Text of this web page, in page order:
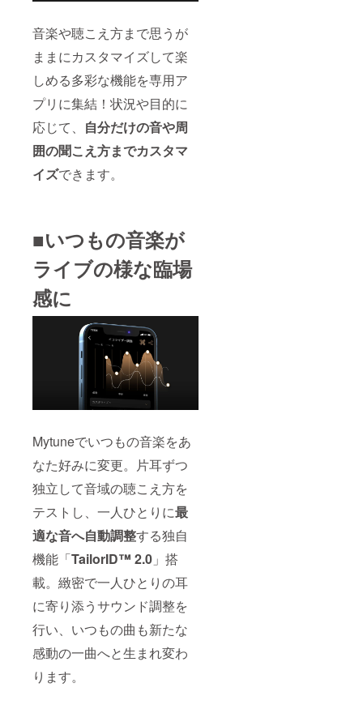
音楽や聴こえ方まで思うが
ままにカスタマイズして楽
しめる多彩な機能を専用ア
プリに集結！状況や目的に
応じて、 自分だけの音や周
囲の聞こえ方までカスタマ
イズできます。
■いつもの音楽が
ライブの様な臨場
感に
Mytuneでいつもの音楽をあ
なた好みに変更。片耳ずつ
独立して音域の聴こえ方を
テストし、一人ひとりに最
適な音へ自動調整する独自
機能「TailorID™ 2.0 」搭
載。緻密で一人ひとりの耳
に寄り添うサウンド調整を
行い、いつもの曲も新たな
感動の一曲へと生まれ変わ
ります。